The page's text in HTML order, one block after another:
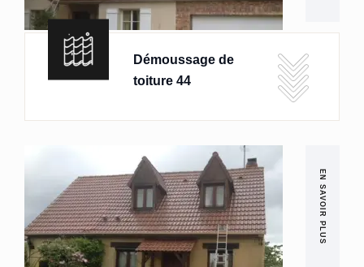
Démoussage de
toiture 44
EN SAVOIR PLUS